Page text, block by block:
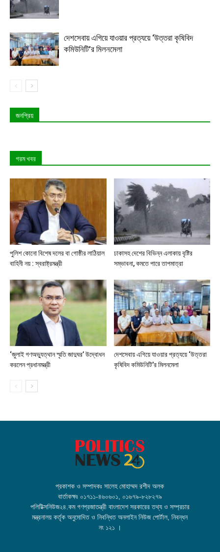
দেশসেবায় এগিয়ে যাওয়ার প্রত্যয়ে ‘উত্তরা কৃষিবিদ
কমিউনিটি’র মিলনমেলা
জনপ্রিয়
গরম খবর
পুলিশ কোনো বিশেষ দলের বা গোষ্ঠীর লাঠিয়াল
বাহিনী নয় : স্বরাষ্ট্রমন্ত্রী
ঢাকাসহ দেশের বিভিন্ন এলাকায় বৃষ্টির
সম্ভাবনা, কমতে পারে তাপমাত্রা
‘জুলাই গণঅভ্যুত্থান স্মৃতি জাদুঘর’ উদ্বোধন
করলেন প্রধানমন্ত্রী
দেশসেবায় এগিয়ে যাওয়ার প্রত্যয়ে ‘উত্তরা
কৃষিবিদ কমিউনিটি’র মিলনমেলা
প্রকাশক ও সম্পাদকঃ সালেহ মোহাম্মদ রশীদ অলক
বার্তাকক্ষঃ ০১৭১১-৪৬০৬০১, ০১৬৭৯-৮২৮২৭৯
পলিটিক্সনিউজ২৪.কম গণপ্রজাতন্ত্রী বাংলাদেশ সরকারের তথ্য ও সম্প্রচার
মন্ত্রনালয় কর্তৃক অনুমোদিত ও নিবন্ধিত অনলাইন নিউজ পোর্টাল, নিবন্ধন
নং ১২১ ।